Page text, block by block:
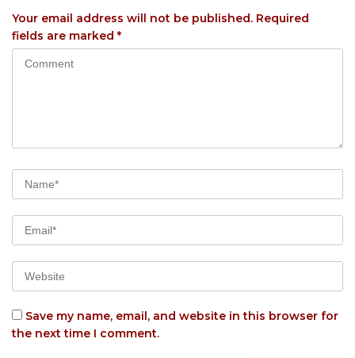
Your email address will not be published. Required
fields are marked *
Save my name, email, and website in this browser for
the next time I comment.